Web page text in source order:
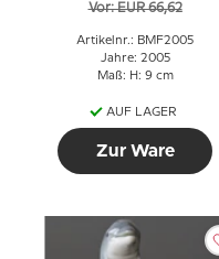
Vor: EUR 66,62
Artikelnr.: BMF2005
Jahre: 2005
Maß: H: 9 cm
AUF LAGER
Zur Ware